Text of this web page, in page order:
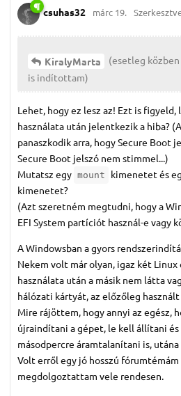
csuhas32 márc 19.
KiralyMarta
(esetleg
is indítottam)
Lehet, hogy ez lesz az! Ezt is
használata után jelentkezik a hiba?
panaszkodik arra, hogy Secure Boot
Secure Boot jelszó nem stimmel...)
Mutatsz egy mount kimenetet és
kimenetet?
(Azt szeretném megtudni, hogy a
EFI System partíciót használ-e vagy
A Windowsban a gyors
Nekem volt már olyan, igaz két
használata után a másik nem látta
hálózati kártyát, az előzőleg
Mire rájöttem, hogy annyi az egész,
újraindítani a gépet, le kell állítani és
másodpercre áramtalanítani is,
Volt erről egy jó hosszú
megdolgoztattam vele rendesen.